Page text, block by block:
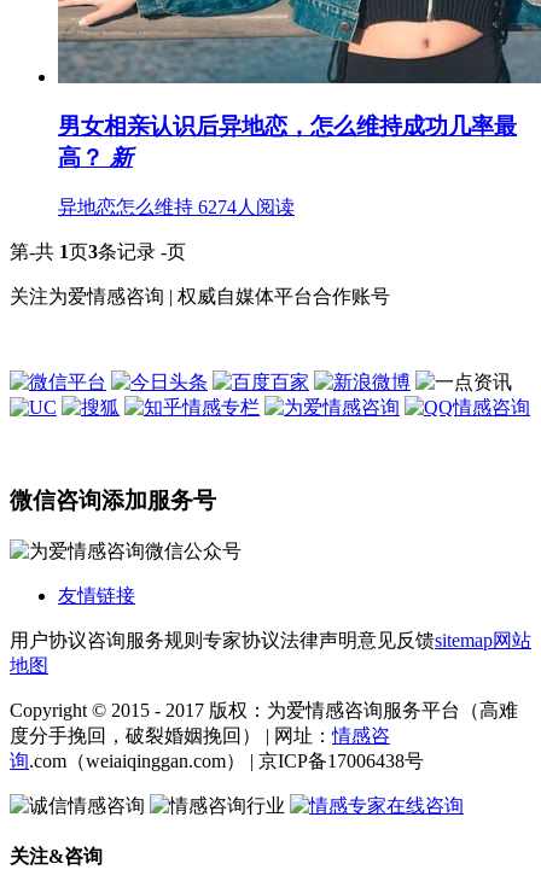
男女相亲认识后异地恋，怎么维持成功几率最
高？ 新
异地恋怎么维持 6274人阅读
第-共 1页3条记录 -页
关注为爱情感咨询 | 权威自媒体平台合作账号
微信咨询添加服务号
友情链接
用户协议咨询服务规则 专家协议法律声明意见反馈sitemap网站
地图
Copyright © 2015 - 2017 版权：为爱情感咨询服务平台（高难
度分手挽回，破裂婚姻挽回） | 网址：情感咨
询.com（weiaiqinggan.com） | 京ICP备17006438号
关注&咨询